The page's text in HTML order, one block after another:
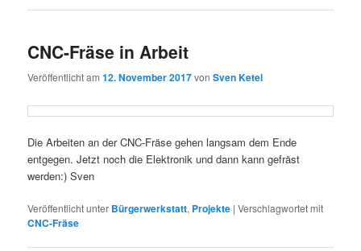
CNC-Fräse in Arbeit
Veröffentlicht am12. November 2017vonSven Ketel
Die Arbeiten an der CNC-Fräse gehen langsam dem Ende
entgegen. Jetzt noch die Elektronik und dann kann gefräst
werden:) Sven
Veröffentlicht unter Bürgerwerkstatt, Projekte |Verschlagwortet mit
CNC-Fräse